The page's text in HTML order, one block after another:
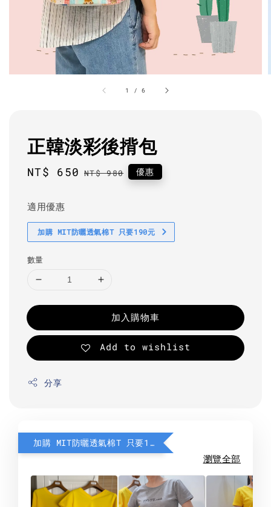
1 /6
正韓淡彩後揹包
Sale
NT$ 650 Regular
NT$ 980 優惠
適用優惠
加購 MIT防曬透氣棉T 只要190元
數量
加入購物車
Add to wishlist
分享
加購 MIT防曬透氣棉T 只要190元
瀏覽全部